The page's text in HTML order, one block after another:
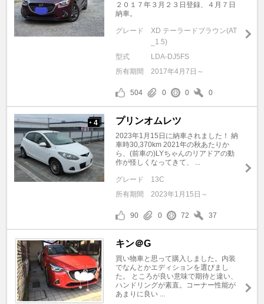
２０１７年３月２３日登録、４月７日
納車。
グレード
XD テーラードブラウン(AT
_1.5)
型式
LDA-DJ5FS
所有期間
2017年4月7日～
504 0 0 0
+ 4 プリンオムレツ
2023年1月15日に納車されました！ 納
車時30,370km 2021年の秋あたりか
ら、(前車の)LYちゃんのリアドアの動
作が怪しくなってきて、 ...
グレード
13C
所有期間
2023年1月15日～
90 0 72 37
キン＠G
買い物車と思って購入しました。内装
でなんとかエディションを選びまし
た。 ところが良い意味で期待と違い、
ハンドリングが素直。コーナー性能が
あまりに良い ...